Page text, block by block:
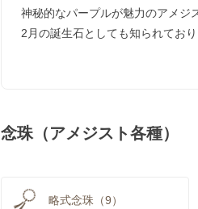
神秘的なパープルが魅力のアメジ
2月の誕生石としても知られてお
念珠（アメジスト各種）
略式念珠（9）